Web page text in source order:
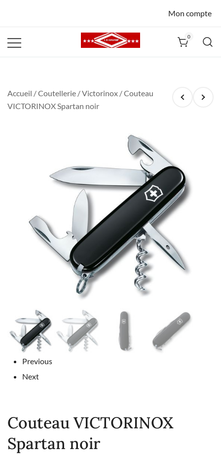
Mon compte
0
Accueil /Coutellerie /Victorinox / Couteau
VICTORINOX Spartan noir
Previous
Next
Couteau VICTORINOX
Spartan noir